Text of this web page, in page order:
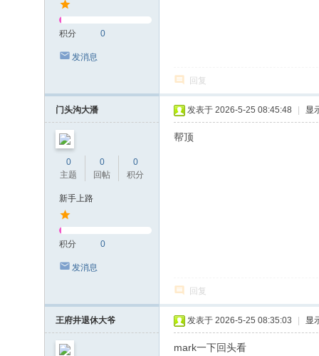
积分 0
发消息
回复
门头沟大潘
0
主题
0
回帖
0
积分
新手上路
积分 0
发消息
发表于 2026-5-25 08:45:48 显
帮顶
回复
王府井退休大爷 发表于 2026-5-25 08:35:03 显
mark一下回头看